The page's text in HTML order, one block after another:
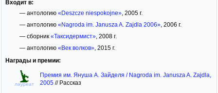
Входит в:
— антологию «Deszcze niespokojne», 2005 г.
— антологию «Nagroda im. Janusza A. Zajdla 2006», 2006 г.
— сборник «Таксидермист», 2008 г.
— антологию «Век волков», 2015 г.
Награды и премии:
лауреат
Премия им. Януша А. Зайделя / Nagroda im. Janusza A. Zajdla,
2005 // Рассказ